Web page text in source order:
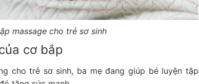
massage cho trẻ sơ sinh
cơ bắp
cho trẻ sơ sinh, ba mẹ đang giúp bé luyện tập